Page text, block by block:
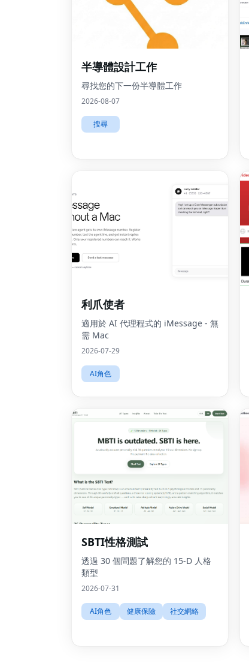
半導體設計工作
尋找您的下一份半導體工作
2026-08-07
搜尋
利爪使者
適用於 AI 代理程式的 iMessage - 無
需 Mac
2026-07-29
AI角色
SBTI性格測試
透過 30 個問題了解您的 15-D 人格
類型
2026-07-31
AI角色 健康保險 社交網絡